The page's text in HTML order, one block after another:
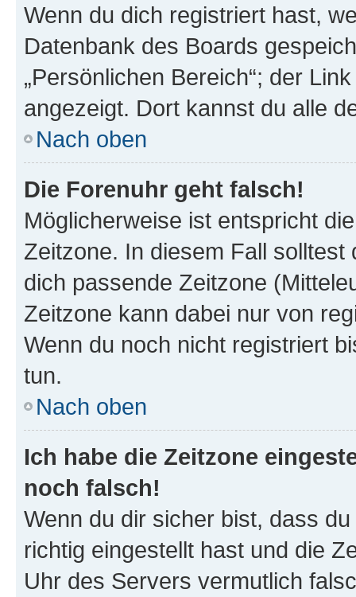
Wenn du dich registriert hast,
Datenbank des Boards
„Persönlichen Bereich“; der
angezeigt. Dort kannst du alle
Nach oben
Die Forenuhr geht falsch!
Möglicherweise ist entspricht
Zeitzone. In diesem Fall solltest
dich passende Zeitzone
Zeitzone kann dabei nur von
Wenn du noch nicht registriert
tun.
Nach oben
Ich habe die Zeitzone
noch falsch!
Wenn du dir sicher bist, dass
richtig eingestellt hast und die
Uhr des Servers vermutlich